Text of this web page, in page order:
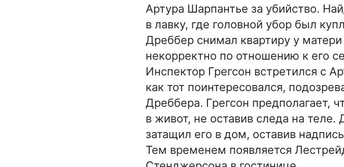
Артура Шарпантье за убийство.
в лавку, где головной убор был
Дреббер снимал квартиру у
некорректно по отношению к его
Инспектор Грегсон встретился с
как тот поинтересовался,
Дреббера. Грегсон предполагает,
в живот, не оставив следа на
затащил его в дом, оставив
Тем временем появляется